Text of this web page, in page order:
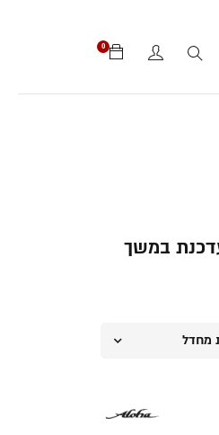
0
במשך
מחדל